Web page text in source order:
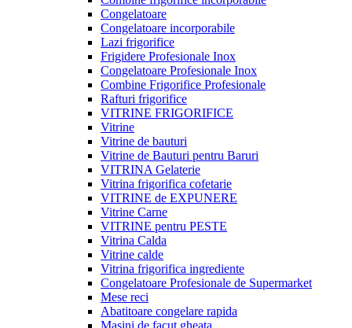
Congelatoare
Congelatoare incorporabile
Lazi frigorifice
Frigidere Profesionale Inox
Congelatoare Profesionale Inox
Combine Frigorifice Profesionale
Rafturi frigorifice
VITRINE FRIGORIFICE
Vitrine
Vitrine de bauturi
Vitrine de Bauturi pentru Baruri
VITRINA Gelaterie
Vitrina frigorifica cofetarie
VITRINE de EXPUNERE
Vitrine Carne
VITRINE pentru PESTE
Vitrina Calda
Vitrine calde
Vitrina frigorifica ingrediente
Congelatoare Profesionale de Supermarket
Mese reci
Abatitoare congelare rapida
Masini de facut gheata